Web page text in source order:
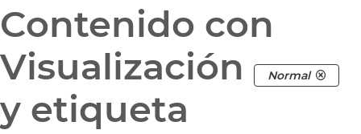
Contenido con
Visualización
Normal
y etiqueta